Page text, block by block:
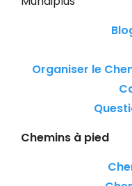
Organiser le
Chemins à pied